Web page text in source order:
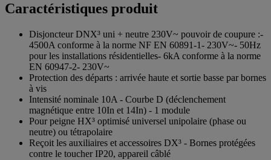
Caractéristiques produit
Disjoncteur DNX³ uni + neutre 230V~ pouvoir de coupure :-
4500A conforme à la norme NF EN 60891-1- 230V~- 50Hz
pour les installations résidentielles- 6kA conforme à la norme
EN 60947-2- 230V~
Protection des départs : arrivée haute et sortie basse par bornes
à vis
Intensité nominale 10A - Courbe D (déclenchement
magnétique entre 10In et 14In) - 1 module
Pour peigne HX³ optimisé universel unipolaire (phase ou
neutre) ou tétrapolaire
Reçoit les auxiliaires et accessoires DX³ - Bornes protégées
contre le toucher IP20, appareil câblé